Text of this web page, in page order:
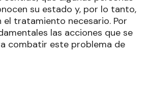
su estado y, por lo tanto,
tratamiento necesario. Por
las acciones que se
combatir este problema de